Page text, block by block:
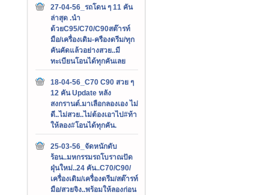
27-04-56_รถโดน ๆ 11 คัน
ล่าสุด .นำ
ด้วยC95/C70/C90สต๊ารท์
มือ/เครื่องเดิม-ครืองดรีม/ทุก
คันคัดแล้วอย่างสวย..มี
ทะเบียนโอนได้ทุกคันเลย
18-04-56_C70 C90 สวย ๆ
12 คัน Update หลัง
สงกรานต์.มาเลือกลองเอง ไม่
ดี..ไม่สวย..ไม่ต้องเอาไป#ท้า
ให้ลอง#โอนได้ทุกคัน.
25-03-56_จัดหนักดับ
ร้อน..มหกรรมรถโบราณปัด
ฝุ่นใหม่..24 คัน..C70/C90/
เครื่องเดิม/เครื่องดรีม/สต๊ารท์
มือ/สวยจิง..พร้อมให้ลองก่อน